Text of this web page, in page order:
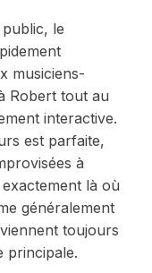
public, le
musiciens-
Robert tout au
interactive.
est parfaite,
à
là où
généralement
toujours
principale.